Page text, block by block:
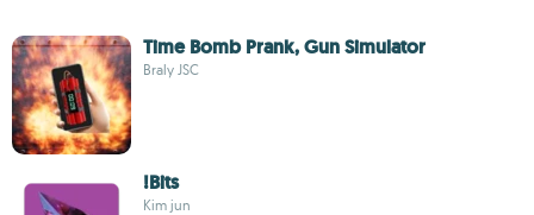
Time Bomb Prank, Gun Simulator
Braly JSC
!Bits
Kim jun